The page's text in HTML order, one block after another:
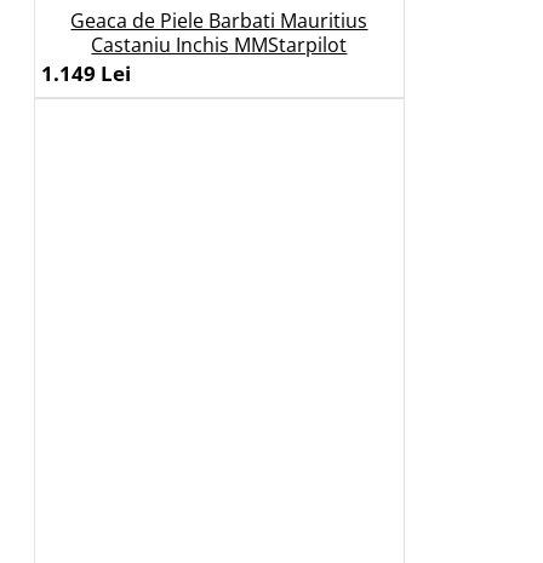
Geaca de Piele Barbati Mauritius
Castaniu Inchis MMStarpilot
1.149 Lei